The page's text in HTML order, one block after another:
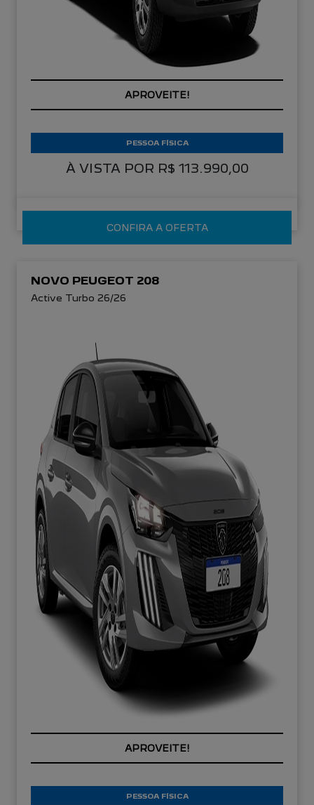
APROVEITE!
À VISTA POR R$ 113.990,00
PESSOA FÍSICA
CONFIRA A OFERTA
NOVO PEUGEOT 208
Active Turbo 26/26
APROVEITE!
PESSOA FÍSICA